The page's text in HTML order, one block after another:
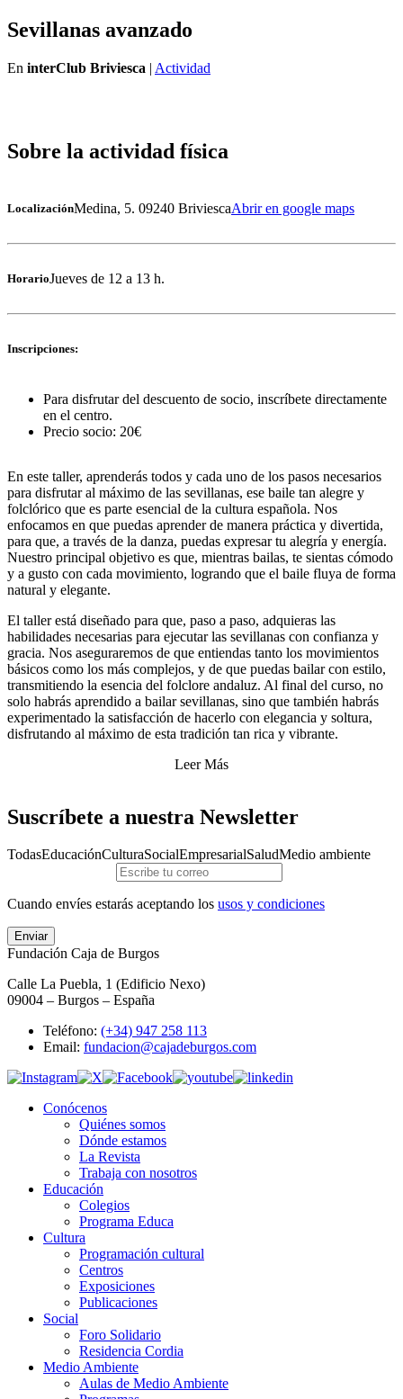
Sevillanas avanzado
En interClub Briviesca | Actividad
Sobre la actividad física
LocalizaciónMedina, 5. 09240 BriviescaAbrir en google maps
HorarioJueves de 12 a 13 h.
Inscripciones:
Para disfrutar del descuento de socio, inscríbete directamente
en el centro.
Precio socio: 20€
En este taller, aprenderás todos y cada uno de los pasos necesarios
para disfrutar al máximo de las sevillanas, ese baile tan alegre y
folclórico que es parte esencial de la cultura española. Nos
enfocamos en que puedas aprender de manera práctica y divertida,
para que, a través de la danza, puedas expresar tu alegría y energía.
Nuestro principal objetivo es que, mientras bailas, te sientas cómodo
y a gusto con cada movimiento, logrando que el baile fluya de forma
natural y elegante.
El taller está diseñado para que, paso a paso, adquieras las
habilidades necesarias para ejecutar las sevillanas con confianza y
gracia. Nos aseguraremos de que entiendas tanto los movimientos
básicos como los más complejos, y de que puedas bailar con estilo,
transmitiendo la esencia del folclore andaluz. Al final del curso, no
solo habrás aprendido a bailar sevillanas, sino que también habrás
experimentado la satisfacción de hacerlo con elegancia y soltura,
disfrutando al máximo de esta tradición tan rica y vibrante.
Leer Más
Suscríbete a nuestra Newsletter
TodasEducaciónCulturaSocialEmpresarialSaludMedio ambiente
Cuando envíes estarás aceptando los usos y condiciones
Enviar
Fundación Caja de Burgos
Calle La Puebla, 1 (Edificio Nexo)
09004 – Burgos – España
Teléfono: (+34) 947 258 113
Email: fundacion@cajadeburgos.com
Conócenos
Quiénes somos
Dónde estamos
La Revista
Trabaja con nosotros
Educación
Colegios
Programa Educa
Cultura
Programación cultural
Centros
Exposiciones
Publicaciones
Social
Foro Solidario
Residencia Cordia
Medio Ambiente
Aulas de Medio Ambiente